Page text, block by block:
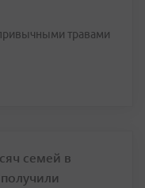
травами
семей в